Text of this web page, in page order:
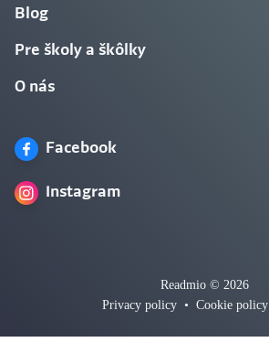
Blog
Pre školy a škôlky
O nás
Facebook
Instagram
Readmio © 2026
Privacy policy • Cookie policy